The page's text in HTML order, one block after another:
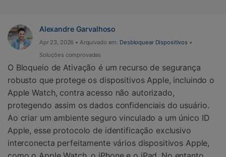
Alexandre Garvalhoso
Apr 23, 2026 • Arquivado em: Desbloquear Dispositivos •
Soluções comprovadas
O Bloqueio de Ativação é um recurso de segurança
robusto que protege os dispositivos Apple, incluindo o
Apple Watch, contra acesso não autorizado,
protegendo assim os dados confidenciais do usuário.
Ao criar um ambiente seguro vinculado a um único ID
Apple, esse protocolo de identificação exclusivo
interconecta perfeitamente vários dispositivos Apple,